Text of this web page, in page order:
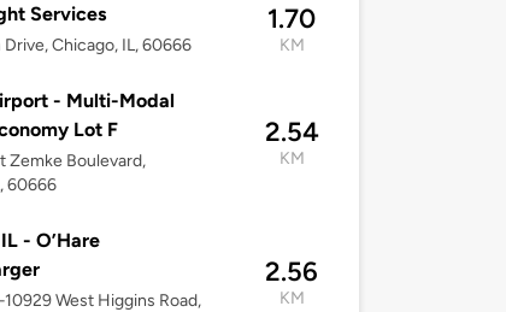
Services
Chicago, IL, 60666
1.70
KM
- Multi-Modal
Lot F
Zemke Boulevard,
60666
2.54
KM
- O’Hare
West Higgins Road,
2.56
KM